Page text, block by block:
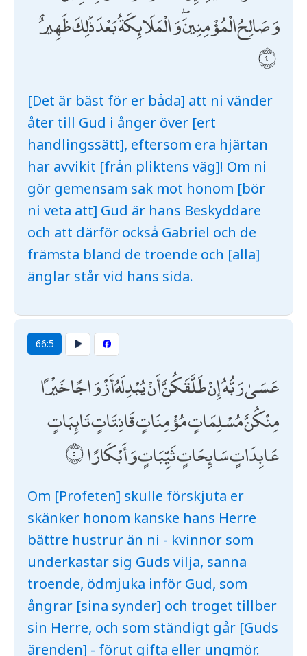
وَصَالِحُ الْمُؤْمِنِينَ ۖ وَالْمَلَائِكَةُ بَعْدَ ذَٰلِكَ ظَهِيرٌ
[Det är bäst för er båda] att ni vänder
åter till Gud i ånger över [ert
handlingssätt], eftersom era hjärtan
har avvikit [från pliktens väg]! Om ni
gör gemensam sak mot honom [bör
ni veta att] Gud är hans Beskyddare
och att därför också Gabriel och de
främsta bland de troende och [alla]
änglar står vid hans sida.
66:5
عَسَىٰ رَبُّهُ إِنْ طَلَّقَكُنَّ أَنْ يُبْدِلَهُ أَزْوَاجًا خَيْرًا
مِنْكُنَّ مُسْلِمَاتٍ مُؤْمِنَاتٍ قَانِتَاتٍ تَائِبَاتٍ
عَابِدَاتٍ سَائِحَاتٍ ثَيِّبَاتٍ وَأَبْكَارًا
Om [Profeten] skulle förskjuta er
skänker honom kanske hans Herre
bättre hustrur än ni - kvinnor som
underkastar sig Guds vilja, sanna
troende, ödmjuka inför Gud, som
ångrar [sina synder] och troget tillber
sin Herre, och som ständigt går [Guds
ärenden] - förut gifta eller ungmör.